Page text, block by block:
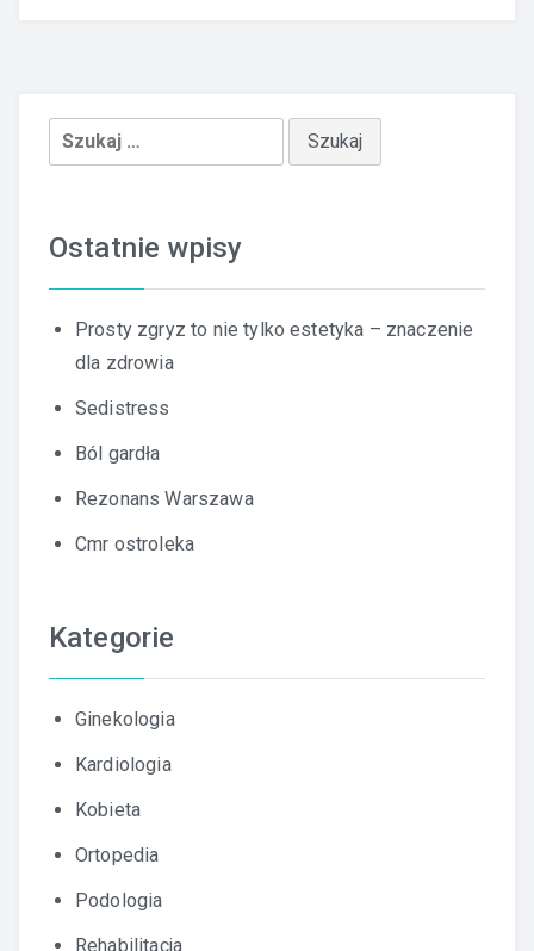
Szukaj:
Ostatnie wpisy
Prosty zgryz to nie tylko estetyka – znaczenie
dla zdrowia
Sedistress
Ból gardła
Rezonans Warszawa
Cmr ostroleka
Kategorie
Ginekologia
Kardiologia
Kobieta
Ortopedia
Podologia
Rehabilitacja